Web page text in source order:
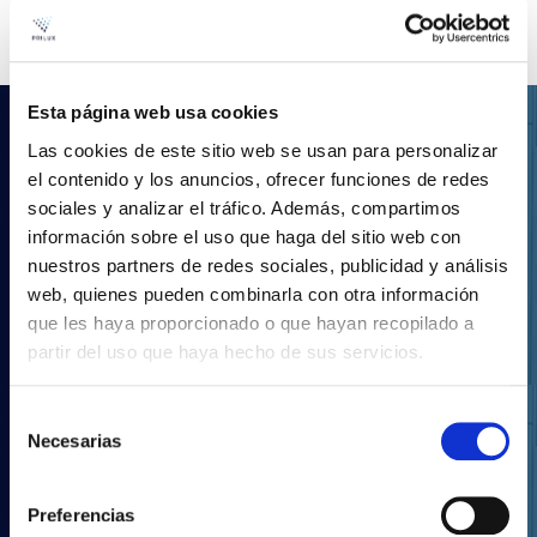
Esta página web usa cookies
Las cookies de este sitio web se usan para personalizar
el contenido y los anuncios, ofrecer funciones de redes
sociales y analizar el tráfico. Además, compartimos
información sobre el uso que haga del sitio web con
nuestros partners de redes sociales, publicidad y análisis
web, quienes pueden combinarla con otra información
que les haya proporcionado o que hayan recopilado a
partir del uso que haya hecho de sus servicios.
Necesarias
Preferencias
.LDT
Vos projets d'éclairage
avec Prilux
Grâce à notre large gamme de produits, vous
pourrez réaliser tout type de projet d'éclairage.
Téléchargez notre catalogue complet au format
LDT.